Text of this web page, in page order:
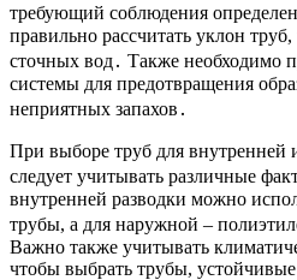
требующий соблюдения
правильно рассчитать уклон
сточных вод․ Также необходимо
системы для предотвращения
неприятных запахов․
При выборе труб для внутренней
следует учитывать различные
внутренней разводки можно
трубы, а для наружной –
Важно также учитывать
чтобы выбрать трубы,